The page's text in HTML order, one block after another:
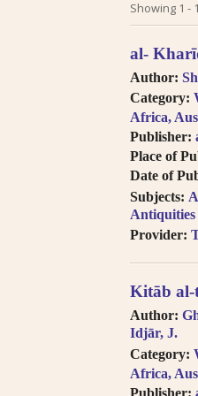
and
to
the
the
i.e.
Showing 1 -
al-
Author:
Category:
Africa,
Publisher:
Place of
Date of
Subjects:
Antiquities
Provider:
Kitāb
Author:
Idjār, J.
Category:
Africa,
Publisher: